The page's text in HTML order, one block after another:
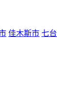
佳木斯市 七